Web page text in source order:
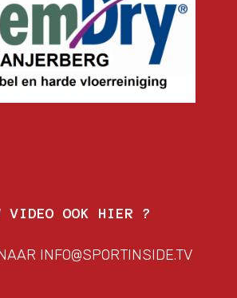
VIDEO OOK HIER ?
INFO@SPORTINSIDE.TV